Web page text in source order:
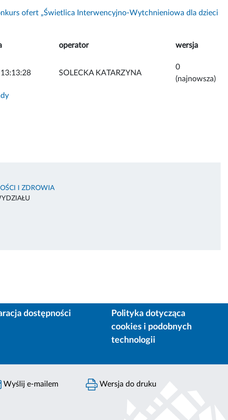
ofert „Świetlica Interwencyjno-Wytchnieniowa dla dzieci
operator wersja
SOLECKA KATARZYNA
0
(najnowsza)
I ZDROWIA
dostępności
Polityka dotycząca
cookies i podobnych
technologii
Wyślij e-mailem Wersja do druku